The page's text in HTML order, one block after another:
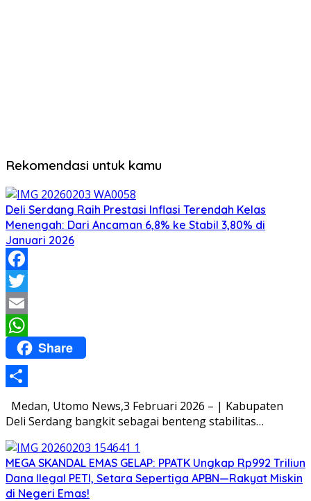
Rekomendasi untuk kamu
Deli Serdang Raih Prestasi Inflasi Terendah Kelas
Menengah: Dari Ancaman 6,8% ke Stabil 3,80% di
Januari 2026
Facebook
Twitter
Email
WhatsApp
Share
Share
Medan, Utomo News,3 Februari 2026 – | Kabupaten
Deli Serdang bangkit sebagai benteng stabilitas…
MEGA SKANDAL EMAS GELAP: PPATK Ungkap Rp992 Triliun
Dana Ilegal PETI, Setara Sepertiga APBN—Rakyat Miskin
di Negeri Emas!